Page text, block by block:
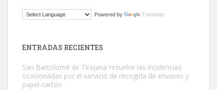
El ayuntamiento se va a llevar a Los Gatos callejeros de la zona los
Powered by Translate
ENTRADAS RECIENTES
San Bartolomé de Tirajana resuelve las incidencias
ocasionadas por el servicio de recogida de envases y
papel-cartón